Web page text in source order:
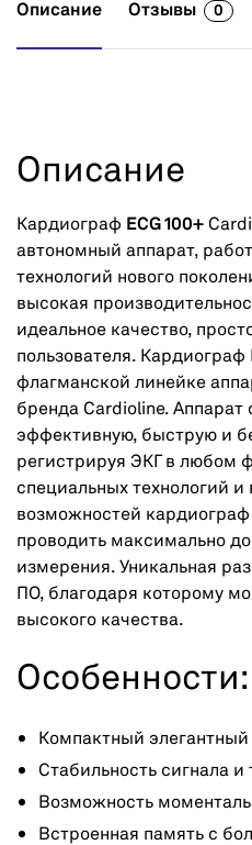
Описание Отзывы 0
Описание
Кардиограф ECG 100+
автономный аппарат,
технологий нового
высокая
идеальное качество,
пользователя. Кардиограф
флагманской линейке
бренда Cardioline. Аппарат
эффективную, быструю и
регистрируя ЭКГ в любом
специальных технологий и
возможностей
проводить максимально
измерения. Уникальная
ПО, благодаря которому
высокого качества.
Особенности:
Компактный
Стабильность сигнала
Возможность
Встроенная память с